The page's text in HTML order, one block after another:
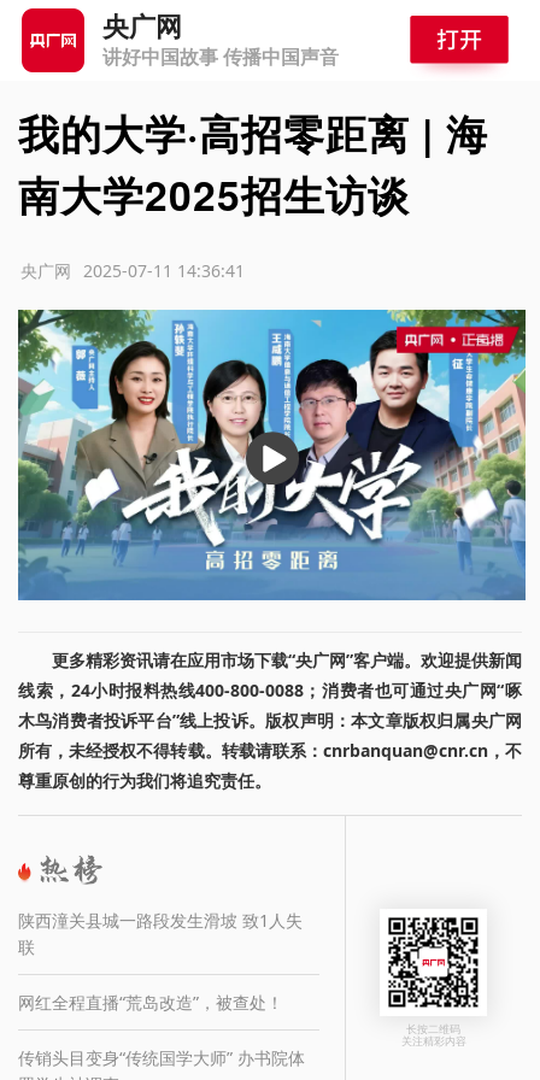
央广网
讲好中国故事 传播中国声音
我的大学·高招零距离 | 海
南大学2025招生访谈
2025-07-11 14:36:41
央广网
播
放
更多精彩资讯请在应用市场下载“央广网”客户端。欢迎提供新闻
线索，24小时报料热线400-800-0088；消费者也可通过央广网“啄
木鸟消费者投诉平台”线上投诉。版权声明：本文章版权归属央广网
所有，未经授权不得转载。转载请联系：cnrbanquan@cnr.cn，不
尊重原创的行为我们将追究责任。
陕西潼关县城一路段发生滑坡 致1人失
联
网红全程直播“荒岛改造”，被查处！
传销头目变身“传统国学大师” 办书院体
长按二维码
关注精彩内容